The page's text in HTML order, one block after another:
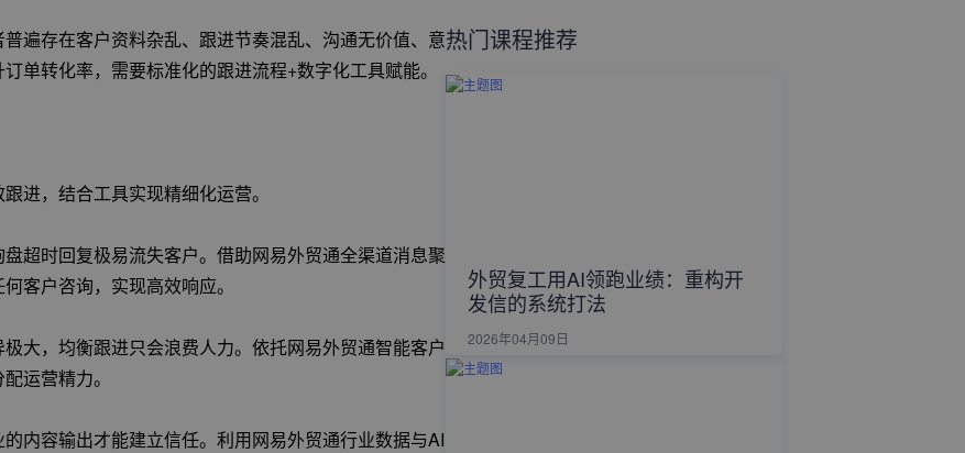
遍存在客户资料杂乱、跟进节奏混乱、沟通无价值、意
单转化率，需要标准化的跟进流程+数字化工具赋能。
进，结合工具实现精细化运营。
超时回复极易流失客户。借助网易外贸通全渠道消息聚
客户咨询，实现高效响应。
大，均衡跟进只会浪费人力。依托网易外贸通智能客户
运营精力。
内容输出才能建立信任。利用网易外贸通行业数据与AI
热门课程推荐
外贸复工用AI领跑业绩：重构开
发信的系统打法
2026年04月09日